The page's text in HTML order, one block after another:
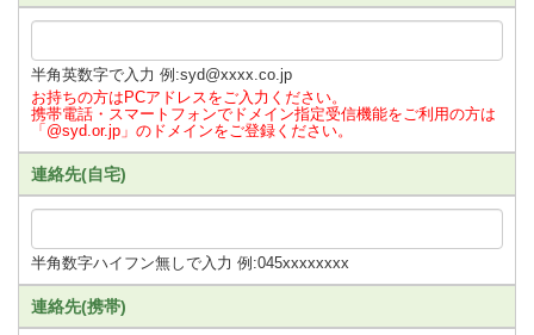
半角英数字で入力 例:syd@xxxx.co.jp
お持ちの方はPCアドレスをご入力ください。
携帯電話・スマートフォンでドメイン指定受信機能をご利用の方は
「@syd.or.jp」のドメインをご登録ください。
連絡先(自宅)
半角数字ハイフン無しで入力 例:045xxxxxxxx
連絡先(携帯)